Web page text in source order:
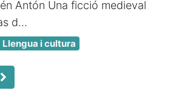
Antón Una ficció medieval
d...
Llengua i cultura